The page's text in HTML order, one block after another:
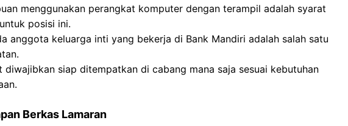
menggunakan perangkat komputer dengan terampil adalah syarat
posisi ini.
anggota keluarga inti yang bekerja di Bank Mandiri adalah salah satu
diwajibkan siap ditempatkan di cabang mana saja sesuai kebutuhan
Berkas Lamaran